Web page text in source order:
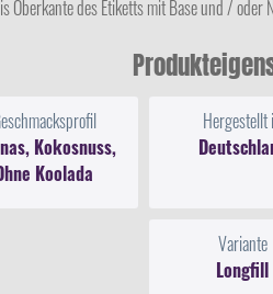
Oberkante des Etiketts mit Base und /
Kokosnuss,
Koolada
Hergestellt
Variante
Longfill